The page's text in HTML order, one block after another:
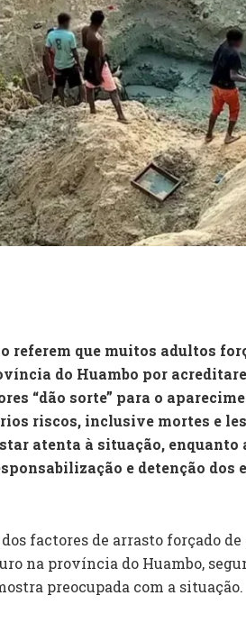
referem que muitos adultos
do Huambo por
“dão sorte” para o
riscos, inclusive mortes e
atenta à situação, enquanto
e detenção dos
factores de arrasto forçado
na província do Huambo,
preocupada com a situação.